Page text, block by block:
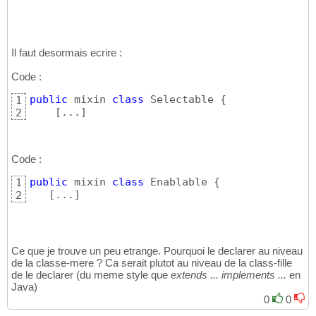
Il faut desormais ecrire :
Code :
1
2
public mixin class Selectable {
[ ... ]
Code :
1
2
public mixin class Enablable {
[ ... ]
Ce que je trouve un peu etrange. Pourquoi le declarer au niveau
de la classe-mere ? Ca serait plutot au niveau de la class-fille
de le declarer (du meme style que extends ... implements ... en
Java)
0
0